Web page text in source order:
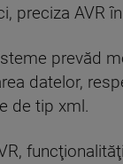
preciza AVR
prevăd
datelor,
de tip xml.